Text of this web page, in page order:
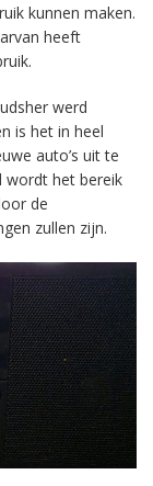
kunnen maken.
heeft
werd
is het in heel
auto’s uit te
wordt het bereik
de
zullen zijn.